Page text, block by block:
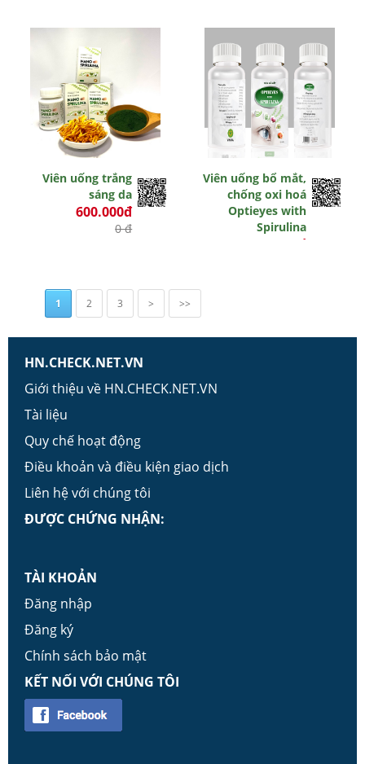
Viên uống trắng
sáng da
600.000đ
0 đ
Viên uống bổ mắt,
chống oxi hoá
Optieyes with
Spirulina
550.000đ
1 2 3 > >>
HN.CHECK.NET.VN
Giới thiệu về HN.CHECK.NET.VN
Tài liệu
Quy chế hoạt động
Điều khoản và điều kiện giao dịch
Liên hệ với chúng tôi
ĐƯỢC CHỨNG NHẬN:
TÀI KHOẢN
Đăng nhập
Đăng ký
Chính sách bảo mật
KẾT NỐI VỚI CHÚNG TÔI